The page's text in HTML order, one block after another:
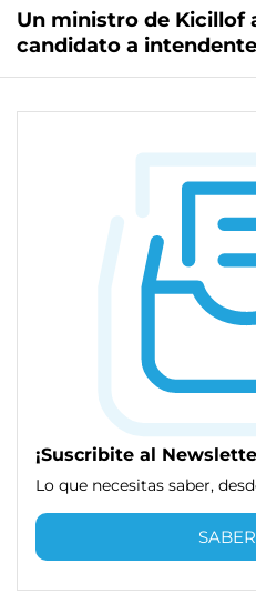
Un ministro de Kicillof
candidato a
¡Suscribite al
Lo que necesitas saber,